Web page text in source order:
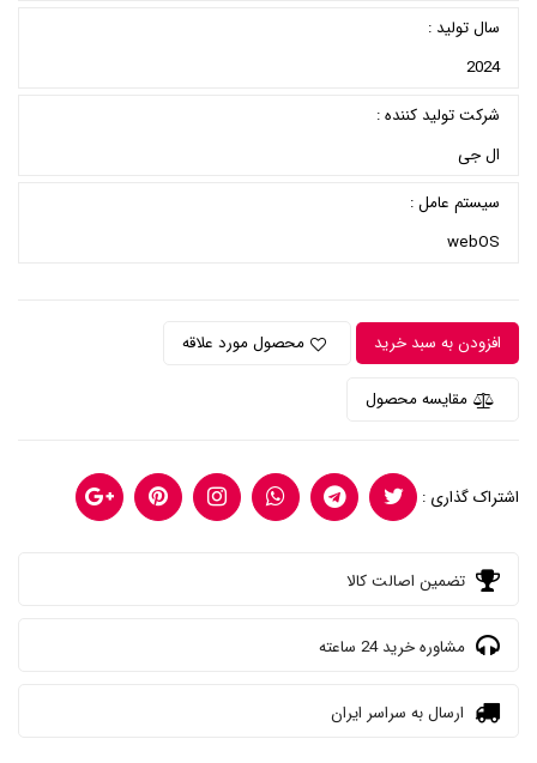
سال تولید :
2024
شرکت تولید کننده :
ال جی
سیستم عامل :
webOS
افزودن به سبد خرید محصول مورد علاقه
مقایسه محصول
اشتراک گذاری :
تضمین اصالت کالا
مشاوره خرید 24 ساعته
ارسال به سراسر ایران